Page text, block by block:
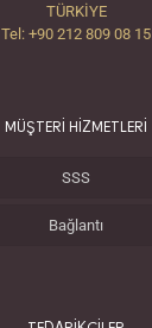
TÜRKİYE
Tel: +90 212 809 08 15
MÜŞTERİ HİZMETLERİ
SSS
Bağlantı